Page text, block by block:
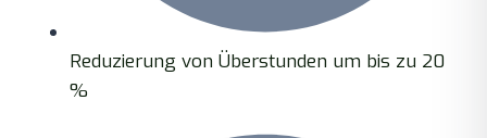
Reduzierung von Überstunden um bis zu 20
%